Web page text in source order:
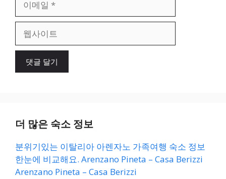
일
이
더 많은 숙소 정보
분위기있는 이탈리아 아렌자노 가족여행 숙소 정보
한눈에 비교해요. Arenzano Pineta – Casa Berizzi
Arenzano Pineta – Casa Berizzi